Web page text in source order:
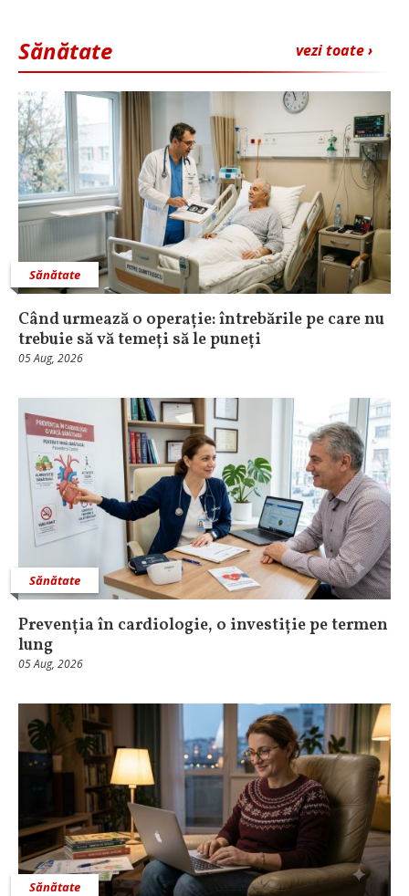
vezi toate ›
Sănătate
Sănătate
Când urmează o operație: întrebările pe care nu
trebuie să vă temeți să le puneți
05 Aug, 2026
Sănătate
Prevenția în cardiologie, o investiție pe termen
lung
05 Aug, 2026
Sănătate